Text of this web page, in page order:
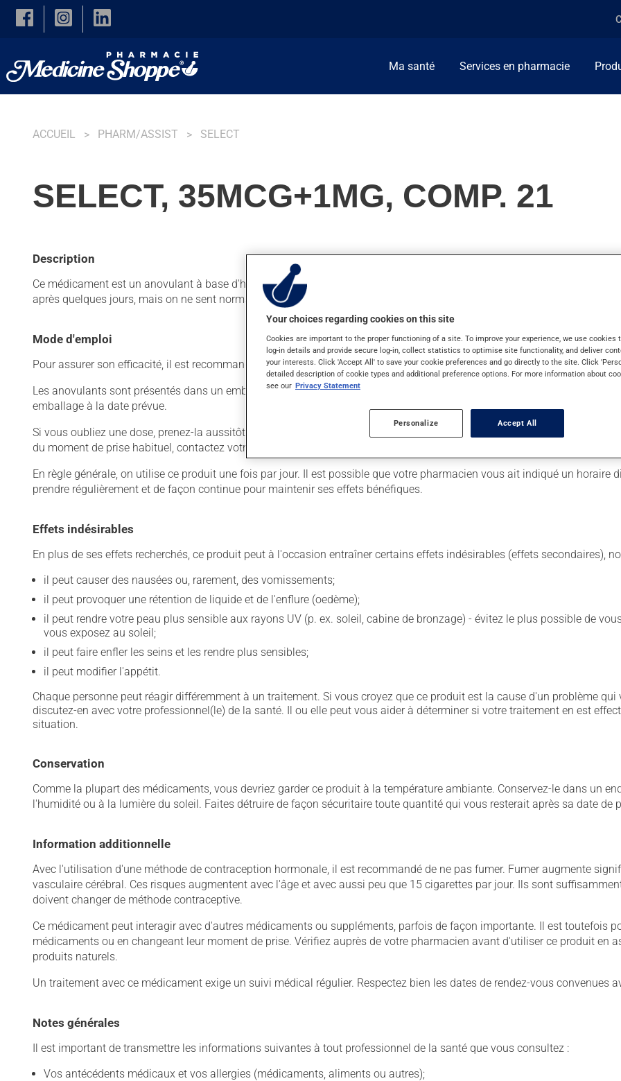
Skip to main content
Ma santé Services en pharmacie
ACCUEIL PHARM/ASSIST SELECT
SELECT, 35MCG+1MG, COMP. 21
Description
Ce médicament est un anovulant à base d'hormones. Habituellement, on l'utilise pour prévenir la grossesse. On
après quelques jours, mais on ne sent normalement pas son action.
Mode d'emploi
Pour assurer son efficacité, il est recommandé de le prendre chaque jour à la même heure. Il peut être pris avec ou sans
Les anovulants sont présentés dans un emballage particulier. Il est important de respecter l'ordre dans lequel les
emballage à la date prévue.
Si vous oubliez une dose, prenez-la aussitôt que vous le constatez puis continuez à prendre une dose chaque jour
du moment de prise habituel, contactez votre pharmacien.
En règle générale, on utilise ce produit une fois par jour. Il est possible que votre pharmacien vous ait indiqué un horaire
prendre régulièrement et de façon continue pour maintenir ses effets bénéfiques.
Effets indésirables
En plus de ses effets recherchés, ce produit peut à l'occasion entraîner certains effets indésirables (effets secondaires),
il peut causer des nausées ou, rarement, des vomissements;
il peut provoquer une rétention de liquide et de l'enflure (oedème);
il peut rendre votre peau plus sensible aux rayons UV (p. ex. soleil, cabine de bronzage) - évitez le plus possible de
vous exposez au soleil;
il peut faire enfler les seins et les rendre plus sensibles;
il peut modifier l'appétit.
Chaque personne peut réagir différemment à un traitement. Si vous croyez que ce produit est la cause d'un problème
discutez-en avec votre professionnel(le) de la santé. Il ou elle peut vous aider à déterminer si votre traitement en est
situation.
Conservation
Comme la plupart des médicaments, vous devriez garder ce produit à la température ambiante. Conservez-le dans un
l'humidité ou à la lumière du soleil. Faites détruire de façon sécuritaire toute quantité qui vous resterait après sa date de
Information additionnelle
Avec l'utilisation d'une méthode de contraception hormonale, il est recommandé de ne pas fumer. Fumer augmente
vasculaire cérébral. Ces risques augmentent avec l'âge et avec aussi peu que 15 cigarettes par jour. Ils sont
doivent changer de méthode contraceptive.
Ce médicament peut interagir avec d'autres médicaments ou suppléments, parfois de façon importante. Il est toutefois
médicaments ou en changeant leur moment de prise. Vérifiez auprès de votre pharmacien avant d'utiliser ce produit en
produits naturels.
Un traitement avec ce médicament exige un suivi médical régulier. Respectez bien les dates de rendez-vous convenues
Notes générales
Il est important de transmettre les informations suivantes à tout professionnel de la santé que vous consultez :
Vos antécédents médicaux et vos allergies (médicaments, aliments ou autres);
Your choices regarding cookies on this site
Cookies are important to the proper functioning of a site. To improve your experience, we use cookies
log-in details and provide secure log-in, collect statistics to optimise site functionality, and deliver
your interests. Click 'Accept All' to save your cookie preferences and go directly to the site. Click
detailed description of cookie types and additional preference options. For more information about
see our Privacy Statement
Personalize Accept All